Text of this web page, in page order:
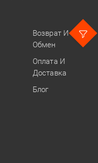
Возврат И
Обмен
Оплата И
Доставка
Блог